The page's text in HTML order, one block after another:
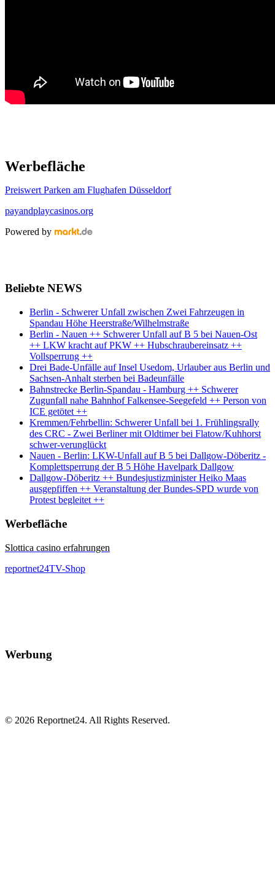
Werbefläche
Preiswert Parken am Flughafen Düsseldorf
payandplaycasinos.org
Powered by
Beliebte NEWS
Berlin - Schwerer Unfall zwischen Zwei Fahrzeugen in
Spandau Höhe Heerstraße/Wilhelmstraße
Berlin - Nauen ++ Schwerer Unfall auf B 5 bei Nauen-Ost
++ LKW kracht auf PKW ++ Hubschraubereinsatz ++
Vollsperrung ++
Drei Bade-Unfälle auf Insel Usedom, Urlauber aus Berlin und
Sachsen-Anhalt sterben bei Badeunfälle
Bahnstrecke Berlin-Spandau - Hamburg ++ Schwerer
Zugunfall nahe Bahnhof Falkensee-Seegefeld ++ Person von
ICE getötet ++
Kremmen/Fehrbellin: Schwerer Unfall bei 1. Frühlingsrally
des CRC - Zwei Berliner mit Oldtimer bei Flatow/Kuhhorst
schwer-verunglückt
Nauen - Berlin: LKW-Unfall auf B 5 bei Dallgow-Döberitz -
Komplettsperrung der B 5 Höhe Havelpark Dallgow
Dallgow-Döberitz ++ Bundesjustizminister Heiko Maas
ausgepfiffen ++ Veranstaltung der Bundes-SPD wurde von
Protest begleitet ++
Werbefläche
Slottica casino erfahrungen
reportnet24TV-Shop
Werbung
© 2026 Reportnet24. All Rights Reserved.